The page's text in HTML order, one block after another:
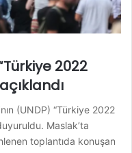
2022
(UNDP) “Türkiye 2022
Maslak’ta
toplantıda konuşan